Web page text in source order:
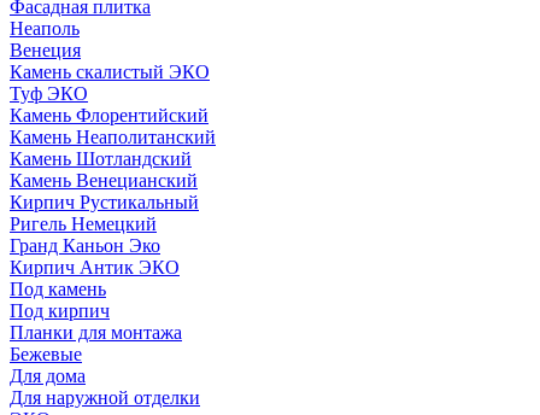
Фасадная плитка
Неаполь
Венеция
Камень скалистый ЭКО
Туф ЭКО
Камень Флорентийский
Камень Неаполитанский
Камень Шотландский
Камень Венецианский
Кирпич Рустикальный
Ригель Немецкий
Гранд Каньон Эко
Кирпич Антик ЭКО
Под камень
Под кирпич
Планки для монтажа
Бежевые
Для дома
Для наружной отделки